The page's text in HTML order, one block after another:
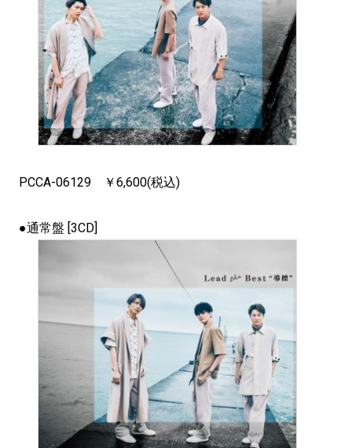
PCCA-06129 ￥6,600(税込)
●通常盤 [3CD]